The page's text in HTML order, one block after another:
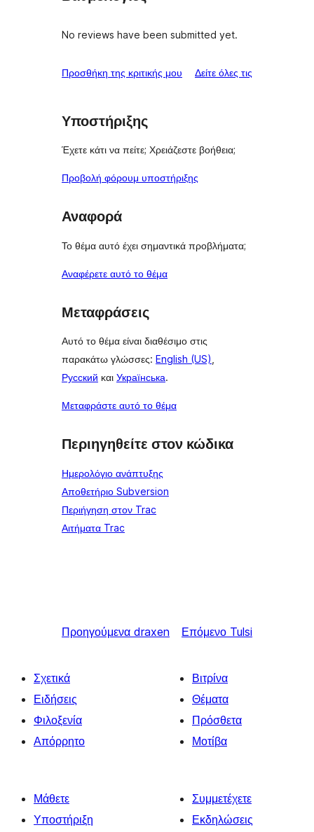
No reviews have been submitted yet.
Προσθήκη της κριτικής μου Δείτε όλες τις
Υποστήριξης
Έχετε κάτι να πείτε; Χρειάζεστε βοήθεια;
Προβολή φόρουμ υποστήριξης
Αναφορά
Το θέμα αυτό έχει σημαντικά προβλήματα;
Αναφέρετε αυτό το θέμα
Μεταφράσεις
Αυτό το θέμα είναι διαθέσιμο στις
παρακάτω γλώσσες: English (US),
Русский και Українська.
Μεταφράστε αυτό το θέμα
Περιηγηθείτε στον κώδικα
Ημερολόγιο ανάπτυξης
Αποθετήριο Subversion
Περιήγηση στον Trac
Αιτήματα Trac
Προηγούμενα draxen Επόμενο Tulsi
Σχετικά
Ειδήσεις
Φιλοξενία
Απόρρητο
Βιτρίνα
Θέματα
Πρόσθετα
Μοτίβα
Μάθετε
Υποστήριξη
Συμμετέχετε
Εκδηλώσεις